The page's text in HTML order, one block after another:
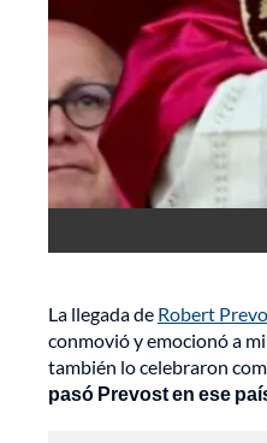
La llegada de Robert
conmovió y emocionó a
también lo celebraron
pasó Prevost en ese